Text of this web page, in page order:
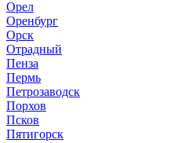
Орел
Оренбург
Орск
Отрадный
Пенза
Пермь
Петрозаводск
Порхов
Псков
Пятигорск